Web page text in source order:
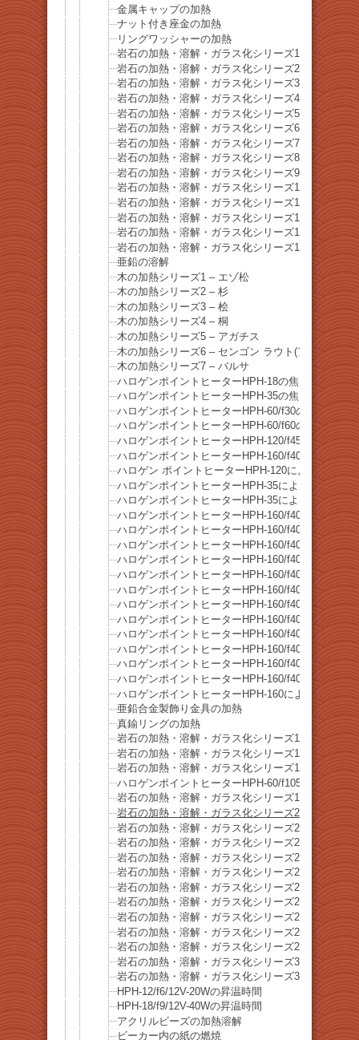
金属キャップの加熱
ナット付き座金の加熱
リングワッシャーの加熱
岩石の加熱・溶解・ガラス化シリーズ1 舞子海岸
岩石の加熱・溶解・ガラス化シリーズ2 舞子海岸
岩石の加熱・溶解・ガラス化シリーズ3 – 砂岩
岩石の加熱・溶解・ガラス化シリーズ4 – 砂岩泥岩
岩石の加熱・溶解・ガラス化シリーズ5 礫岩
岩石の加熱・溶解・ガラス化シリーズ6 御影石
岩石の加熱・溶解・ガラス化シリーズ7 玄武岩
岩石の加熱・溶解・ガラス化シリーズ8 石灰岩
岩石の加熱・溶解・ガラス化シリーズ9 花崗岩
岩石の加熱・溶解・ガラス化シリーズ10 結晶片岩
岩石の加熱・溶解・ガラス化シリーズ11 チャート
岩石の加熱・溶解・ガラス化シリーズ12 溶岩石
岩石の加熱・溶解・ガラス化シリーズ13 赤煉瓦
岩石の加熱・溶解・ガラス化シリーズ14 セメント
亜鉛の溶解
木の加熱シリーズ1 – エゾ松
木の加熱シリーズ2 – 杉
木の加熱シリーズ3 – 桧
木の加熱シリーズ4 – 桐
木の加熱シリーズ5 – アガチス
木の加熱シリーズ6 – センゴン ラウト(アルビチア
木の加熱シリーズ7 – バルサ
ハロゲンポイントヒーターHPH-18の焦点距離と焦
ハロゲンポイントヒーターHPH-35の焦点距離と焦
ハロゲンポイントヒーターHPH-60/f30の焦点距離
ハロゲンポイントヒーターHPH-60/f60の焦点距離
ハロゲンポイントヒーターHPH-120/f45の焦点距離
ハロゲンポイントヒーターHPH-160/f40の焦点距離
ハロゲン ポイントヒーターHPH-120によるPIDオ
ハロゲンポイントヒーターHPH-35による糸ハンダ
ハロゲンポイントヒーターHPH-35によるアルミ線
ハロゲンポイントヒーターHPH-160/f40によるアル
ハロゲンポイントヒーターHPH-160/f40による鉄製
ハロゲンポイントヒーターHPH-160/f40による鉄製
ハロゲンポイントヒーターHPH-160/f40による黒ガ
ハロゲンポイントヒーターHPH-160/f40によるポリ
ハロゲンポイントヒーターHPH-160/f40による緑色
ハロゲンポイントヒーターHPH-160/f40による茶色
ハロゲンポイントヒーターHPH-160/f40によるシル
ハロゲンポイントヒーターHPH-160/f40による真鍮
ハロゲンポイントヒーターHPH-160/f40による銅釘
ハロゲンポイントヒーターHPH-160/f40による鉄釘
ハロゲンポイントヒーターHPH-160/f40によるステ
ハロゲンポイントヒーターHPH-160による銅線の
亜鉛合金製飾り金具の加熱
真鍮リングの加熱
岩石の加熱・溶解・ガラス化シリーズ16 ブルナ
岩石の加熱・溶解・ガラス化シリーズ17 ソーダ石
岩石の加熱・溶解・ガラス化シリーズ18 ラピスラ
ハロゲンポイントヒーターHPH-60/f105の焦点距離
岩石の加熱・溶解・ガラス化シリーズ19 リチア雲
岩石の加熱・溶解・ガラス化シリーズ20 珪孔雀石
岩石の加熱・溶解・ガラス化シリーズ21 水晶
岩石の加熱・溶解・ガラス化シリーズ22 珊瑚石
岩石の加熱・溶解・ガラス化シリーズ23 砂石
岩石の加熱・溶解・ガラス化シリーズ24 橄欖石
岩石の加熱・溶解・ガラス化シリーズ25 橄欖石
岩石の加熱・溶解・ガラス化シリーズ26 黄銅鉱
岩石の加熱・溶解・ガラス化シリーズ27 蛍石
岩石の加熱・溶解・ガラス化シリーズ28 雪片黒
岩石の加熱・溶解・ガラス化シリーズ29 ブルー
岩石の加熱・溶解・ガラス化シリーズ30 紫水晶
岩石の加熱・溶解・ガラス化シリーズ31 虎目石
HPH-12/f6/12V-20Wの昇温時間
HPH-18/f9/12V-40Wの昇温時間
アクリルビーズの加熱溶解
ビーカー内の紙の燃焼